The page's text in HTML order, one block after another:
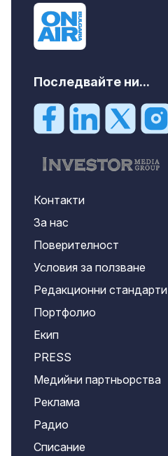
Последвайте ни...
Контакти
За нас
Поверителност
Условия за ползване
Редакционни стандарти
Портфолио
Екип
PRESS
Медийни партньорства
Реклама
Радио
Списание